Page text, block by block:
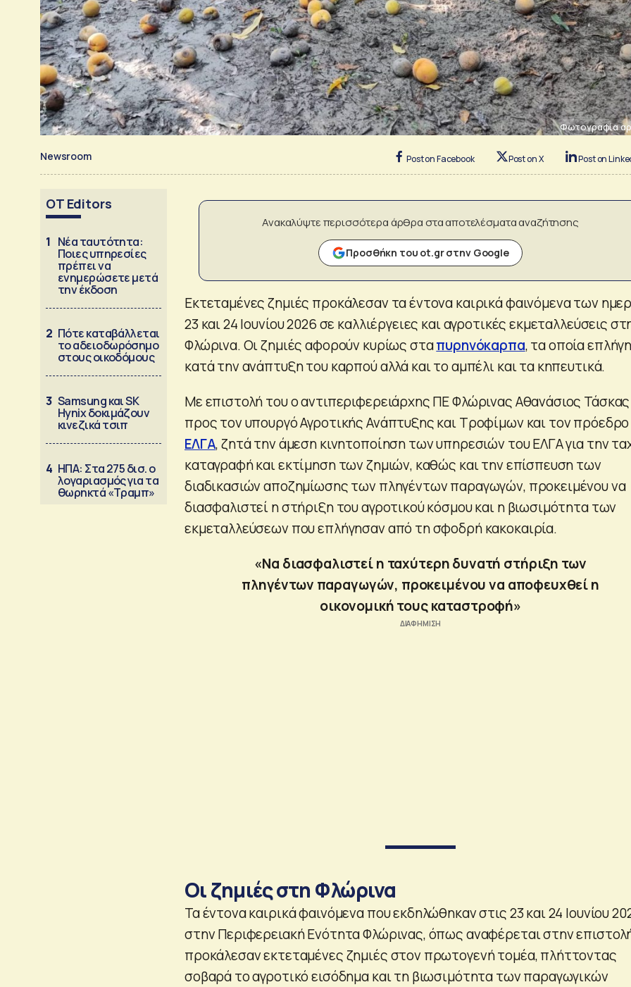
Φωτογραφία
Newsroom Post on Facebook Post on X Post on
OT Editors
1 Νέα ταυτότητα:
Ποιες υπηρεσίες
πρέπει να
ενημερώσετε μετά
την έκδοση
2 Πότε καταβάλλεται
το αδειοδωρόσημο
στους οικοδόμους
3 Samsung και SK
Hynix δοκιμάζουν
κινεζικά τσιπ
4 ΗΠΑ: Στα 275 δισ. ο
λογαριασμός για τα
θωρηκτά «Τραμπ»
Ανακαλύψτε περισσότερα άρθρα στα αποτελέσματα αναζήτησης
Προσθήκη του ot.gr στην Google
Εκτεταμένες ζημιές προκάλεσαν τα έντονα καιρικά φαινόμενα των
23 και 24 Ιουνίου 2026 σε καλλιέργειες και αγροτικές εκμεταλλεύσεις
Φλώρινα. Οι ζημιές αφορούν κυρίως σταπυρηνόκαρπα, τα οποία
κατά την ανάπτυξη του καρπού αλλά και το αμπέλι και τα κηπευτικά.
Με επιστολή του ο αντιπεριφερειάρχης ΠΕ Φλώρινας Αθανάσιος Τάσκας
προς τον υπουργό Αγροτικής Ανάπτυξης και Τροφίμων και τον
ΕΛΓΑ, ζητά την άμεση κινητοποίηση των υπηρεσιών του ΕΛΓΑ για την
καταγραφή και εκτίμηση των ζημιών, καθώς και την επίσπευση των
διαδικασιών αποζημίωσης των πληγέντων παραγωγών, προκειμένου να
διασφαλιστεί η στήριξη του αγροτικού κόσμου και η βιωσιμότητα των
εκμεταλλεύσεων που επλήγησαν από τη σφοδρή κακοκαιρία.
«Να διασφαλιστεί η ταχύτερη δυνατή στήριξη των
πληγέντων παραγωγών, προκειμένου να αποφευχθεί η
οικονομική τους καταστροφή»
Οι ζημιές στη Φλώρινα
Τα έντονα καιρικά φαινόμενα που εκδηλώθηκαν στις 23 και 24 Ιουνίου
στην Περιφερειακή Ενότητα Φλώρινας, όπως αναφέρεται στην
προκάλεσαν εκτεταμένες ζημιές στον πρωτογενή τομέα, πλήττοντας
σοβαρά το αγροτικό εισόδημα και τη βιωσιμότητα των παραγωγικών